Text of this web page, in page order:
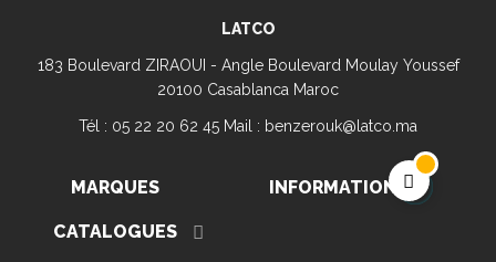
LATCO
183 Boulevard ZIRAOUI - Angle Boulevard Moulay Youssef
20100 Casablanca Maroc
Tél : 05 22 20 62 45 Mail : benzerouk@latco.ma
MARQUES
CATALOGUES 
INFORMATION 